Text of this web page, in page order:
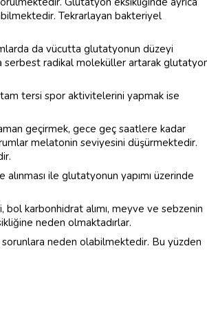
Tekrarlayan bakteriyel
da vücutta glutatyonun düzeyi
serbest radikal moleküller artarak
tam tersi spor aktivitelerini yapmak ise
geçirmek, gece geç saatlere kadar
melatonin seviyesini düşürmektedir.
ile glutatyonun yapımı üzerinde
karbonhidrat alımı, meyve ve sebzenin
neden olmaktadırlar.
neden olabilmektedir. Bu yüzden